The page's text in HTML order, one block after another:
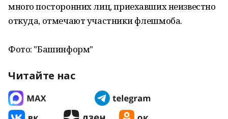
много посторонних лиц, приехавших неизвестно
откуда, отмечают участники флешмоба.
Фото: "Башинформ"
Читайте нас